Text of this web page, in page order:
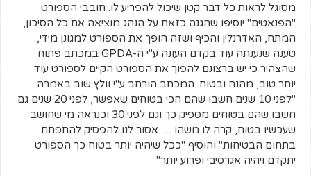
מסוגל לראות כל דבר קטן שיכול להפריע לו. חובבי הספורט
"הפנאטים" יוסיפו שהגנה כזאת על הנהג מוציאה את כל הסיכון,
המתח, האדרנלין והכיף ושזה הופך את הספורט למגונן מידי,
טענה שנענתה עוד בקדם העונה ע"י ה-GPDA במכתב פתוח
שהצהיר כי יש ברצונם להפוך את הספורט הקיים לספורט עוד
יותר טוב, מהנה ובטוח. המכתב הורחב ע"י וולץ שוב באמרה
"לפני 10 שנים חשבו שהם הכי בטוחים שאפשר, לפני 20 שנים גם
חשבו שהם בטוחים מספיק כך וגם לפני 30 וכנראה מי שחושב
שעכשיו בטוח, קרה לו משהו … אסור לנו להפסיק להתפתח
בתחום הבטיחות" והוסיף "ככל שיהיה יותר בטוח כך הספורט
יתקדם ויהיה אגרסיבי ופרוע יותר"